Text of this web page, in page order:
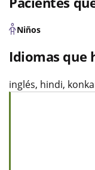
Niños
Idiomas que
inglés, hindi,